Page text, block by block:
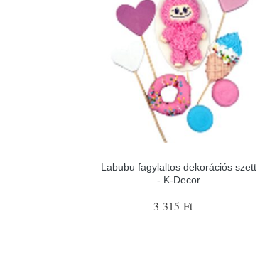
Labubu fagylaltos dekorációs szett
- K-Decor
3 315 Ft